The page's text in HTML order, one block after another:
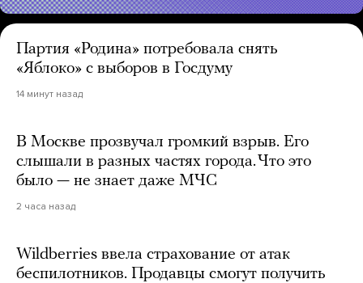
Партия «Родина» потребовала снять
«Яблоко» с выборов в Госдуму
14 минут назад
В Москве прозвучал громкий взрыв. Его
слышали в разных частях города. Что это
было — не знает даже МЧС
2 часа назад
Wildberries ввела страхование от атак
беспилотников. Продавцы смогут получить